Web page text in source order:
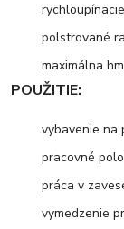
polstrované
maximálna
POUŽITIE:
vybavenie na
pracovné
práca v
vymedzenie